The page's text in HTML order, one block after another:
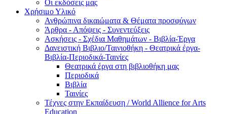
Οι εκδόσεις μας
Χρήσιμο Υλικό
Ανθρώπινα δικαιώματα & Θέματα προσφύγων
Άρθρα - Απόψεις - Συνεντεύξεις
Ασκήσεις - Σχέδια Μαθημάτων - Βιβλία-Έργα
Δανειστική Βιβλιο/Ταινιοθήκη - Θεατρικά έργα-
Βιβλία-Περιοδικά-Ταινίες
Θεατρικά έργα στη βιβλιοθήκη μας
Περιοδικά
Βιβλία
Ταινίες
Τέχνες στην Εκπαίδευση / World Allience for Arts
Education